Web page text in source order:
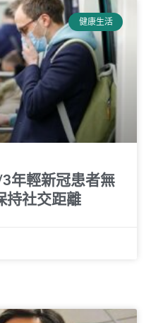
健康生活
年輕新冠患者無
持社交距離